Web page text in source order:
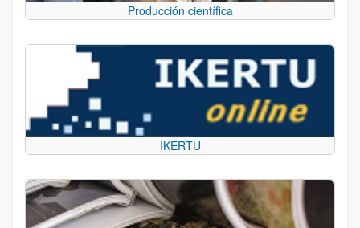
Producción científica
IKERTU